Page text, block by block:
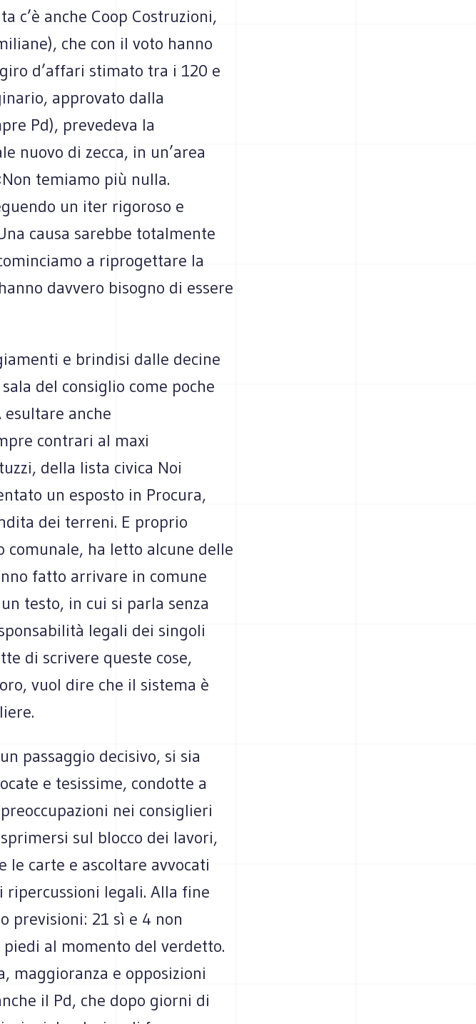
c’è anche Coop Costruzioni,
che con il voto hanno
d’affari stimato tra i 120 e
approvato dalla
Pd), prevedeva la
nuovo di zecca, in un’area
temiamo più nulla.
un iter rigoroso e
causa sarebbe totalmente
a riprogettare la
davvero bisogno di essere
e brindisi dalle decine
del consiglio come poche
esultare anche
contrari al maxi
della lista civica Noi
un esposto in Procura,
dei terreni. E proprio
comunale, ha letto alcune delle
fatto arrivare in comune
testo, in cui si parla senza
legali dei singoli
di scrivere queste cose,
vuol dire che il sistema è
passaggio decisivo, si sia
e tesissime, condotte a
nei consiglieri
sul blocco dei lavori,
le carte e ascoltare avvocati
ripercussioni legali. Alla fine
previsioni: 21 sì e 4 non
al momento del verdetto.
maggioranza e opposizioni
il Pd, che dopo giorni di